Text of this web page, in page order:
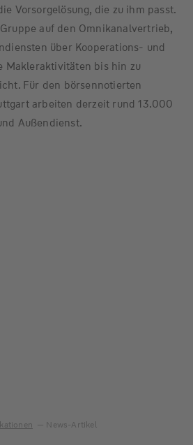
Vorsorgelösung, die zu ihm passt.
auf den Omnikanalvertrieb,
über Kooperations- und
Makleraktivitäten bis hin zu
Für den börsennotierten
arbeiten derzeit rund 13.000
Außendienst.
News-Artikel